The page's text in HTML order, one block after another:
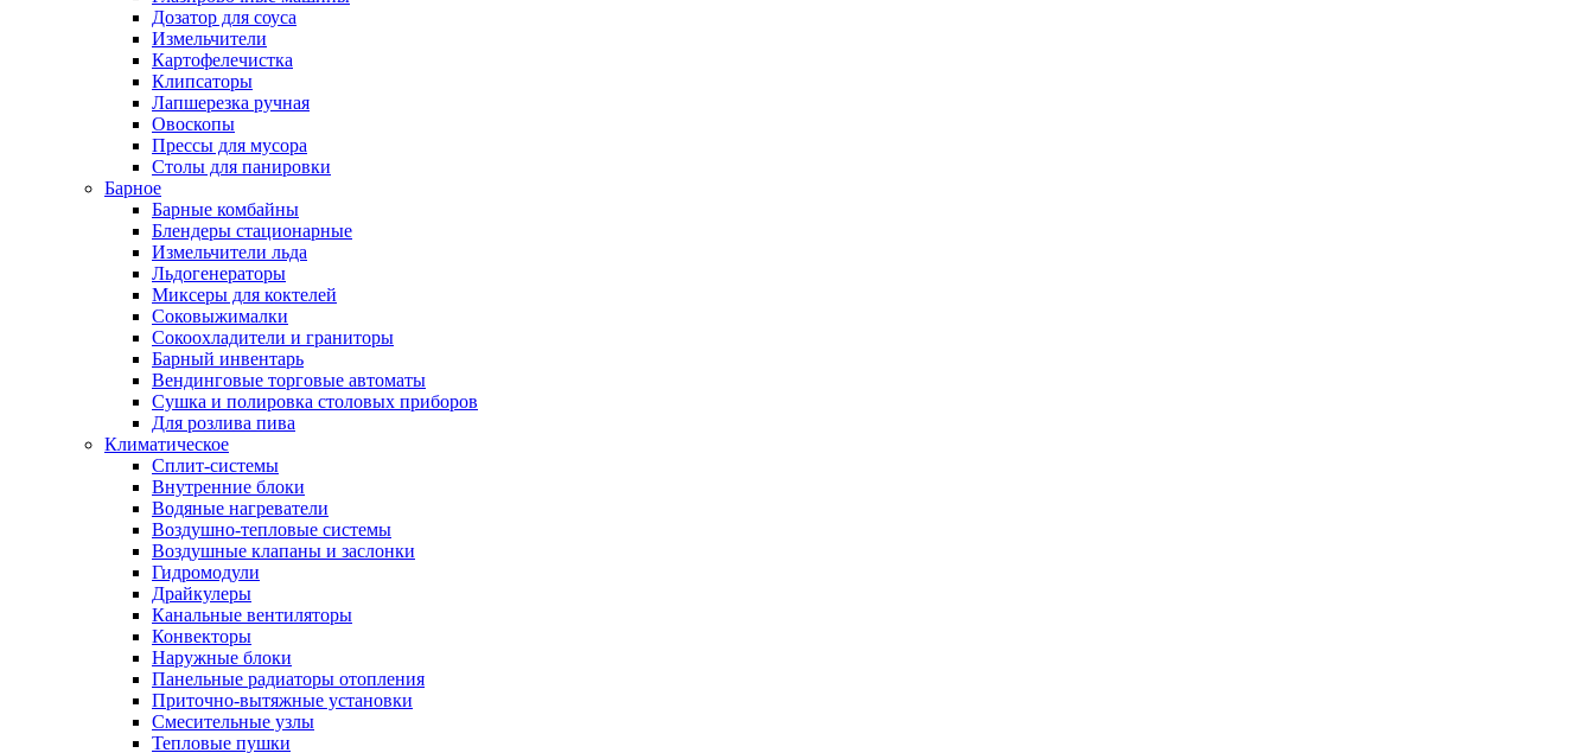
Дозатор для соуса
Измельчители
Картофелечистка
Клипсаторы
Лапшерезка ручная
Овоскопы
Прессы для мусора
Столы для панировки
Барное
Барные комбайны
Блендеры стационарные
Измельчители льда
Льдогенераторы
Миксеры для коктелей
Соковыжималки
Сокоохладители и граниторы
Барный инвентарь
Вендинговые торговые автоматы
Сушка и полировка столовых приборов
Для розлива пива
Климатическое
Сплит-системы
Внутренние блоки
Водяные нагреватели
Воздушно-тепловые системы
Воздушные клапаны и заслонки
Гидромодули
Драйкулеры
Канальные вентиляторы
Конвекторы
Наружные блоки
Панельные радиаторы отопления
Приточно-вытяжные установки
Смесительные узлы
Тепловые пушки